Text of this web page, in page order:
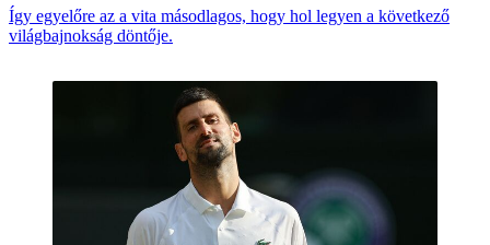
Így egyelőre az a vita másodlagos, hogy hol legyen a következő
világbajnokság döntője.